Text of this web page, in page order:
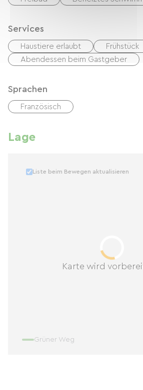
Services
Haustiere erlaubt
Frühstück
Abendessen beim Gastgeber
Sprachen
Französisch
Lage
Karte wird
Liste beim Bewegen aktualisieren
Grüner Weg